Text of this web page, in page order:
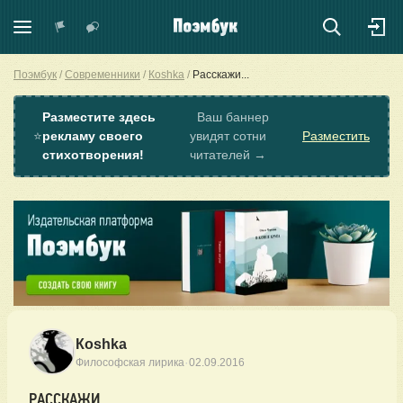
Поэмбук Современники Коshkа Расскажи...
⭐
Разместите здесь
рекламу своего
стихотворения!
Ваш баннер
увидят сотни
читателей →
Разместить
Коshkа
Философская лирика·02.09.2016